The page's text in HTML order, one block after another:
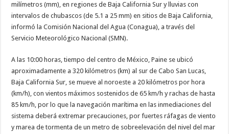
milímetros (mm), en regiones de Baja California Sur y lluvias con
intervalos de chubascos (de 5.1 a 25 mm) en sitios de Baja California,
informó la Comisión Nacional del Agua (Conagua), a través del
Servicio Meteorológico Nacional (SMN).
A las 10:00 horas, tiempo del centro de México, Paine se ubicó
aproximadamente a 320 kilómetros (km) al sur de Cabo San Lucas,
Baja California Sur, se mueve al noroeste a 20 kilómetros por hora
(km/h), con vientos máximos sostenidos de 65 km/h y rachas de hasta
85 km/h, por lo que la navegación marítima en las inmediaciones del
sistema deberá extremar precauciones, por fuertes ráfagas de viento
y marea de tormenta de un metro de sobreelevación del nivel del mar